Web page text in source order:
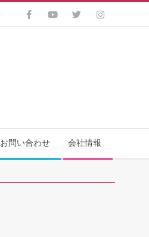
お問い合わせ 会社情報